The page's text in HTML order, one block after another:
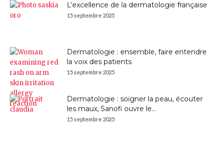
L’excellence de la dermatologie française
15 septembre 2025
Dermatologie : ensemble, faire entendre
la voix des patients
15 septembre 2025
Dermatologie : soigner la peau, écouter
les maux, Sanofi ouvre le...
15 septembre 2025